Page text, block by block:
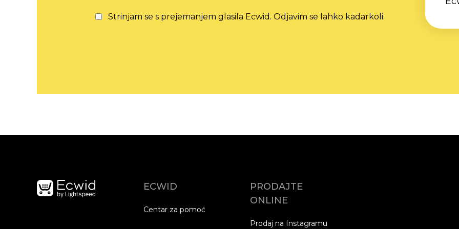
Strinjam se s prejemanjem glasila Ecwid. Odjavim se lahko kadarkoli.
ECWID
Centar za pomoć
PRODAJTE
ONLINE
Prodaj na Instagramu